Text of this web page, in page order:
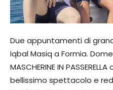
Due appuntamenti di
Iqbal Masiq a Formia.
MASCHERINE IN
bellissimo spettacolo e